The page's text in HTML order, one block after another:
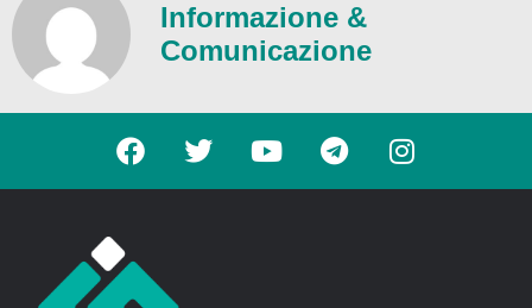
Informazione &
Comunicazione